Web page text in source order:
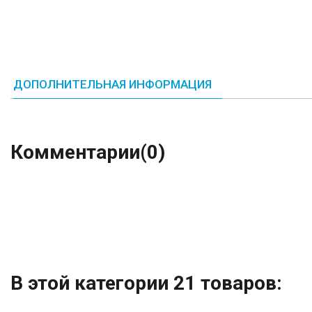
ДОПОЛНИТЕЛЬНАЯ ИНФОРМАЦИЯ
Комментарии(0)
В этой категории 21 товаров: